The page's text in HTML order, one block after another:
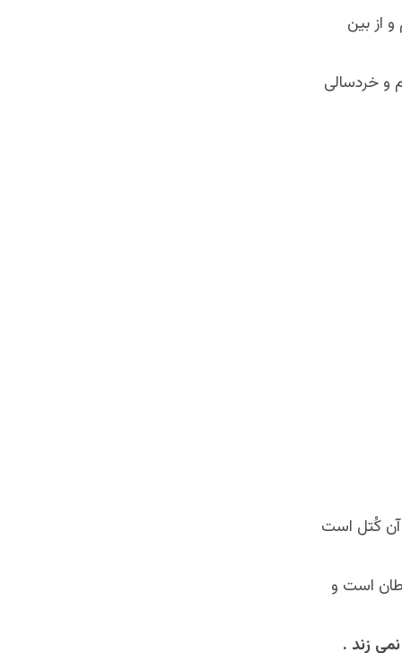
از بین
و خردسالی
آن کُتل است
است و
زند .